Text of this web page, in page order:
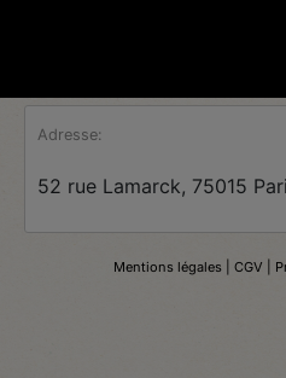
Adresse:
52 rue Lamarck, 75015
Mentions légales | CGV |